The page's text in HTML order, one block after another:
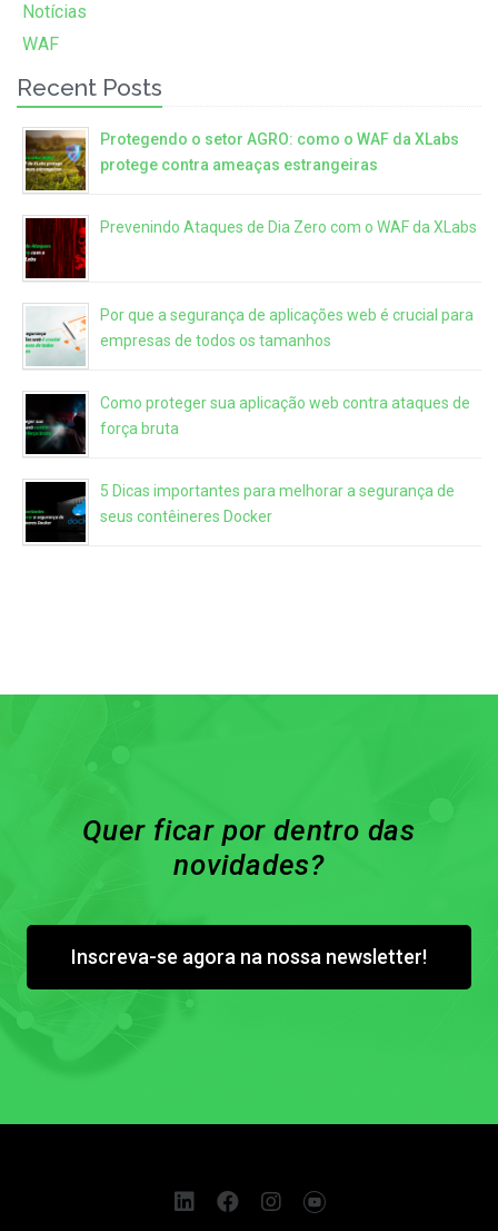
Notícias
WAF
Recent Posts
Protegendo o setor AGRO: como o WAF da XLabs
protege contra ameaças estrangeiras
Prevenindo Ataques de Dia Zero com o WAF da XLabs
Por que a segurança de aplicações web é crucial para
empresas de todos os tamanhos
Como proteger sua aplicação web contra ataques de
força bruta
5 Dicas importantes para melhorar a segurança de
seus contêineres Docker
Quer ficar por dentro das
novidades?
Inscreva-se agora na nossa newsletter!